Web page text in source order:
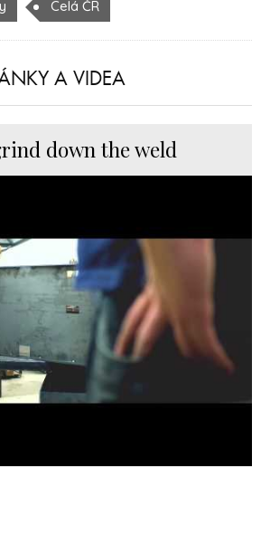
Celá ČR
A VIDEA
down the weld